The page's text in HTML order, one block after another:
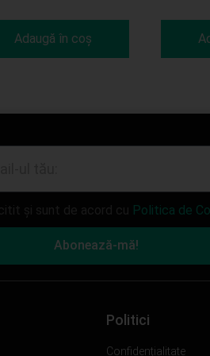
Adaugă în coș
Politica de
Abonează-mă!
Politici
Confidențialitate